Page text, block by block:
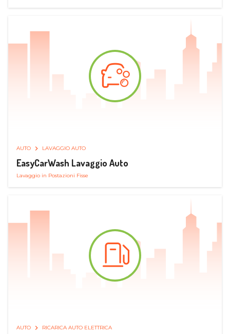
AUTO LAVAGGIO AUTO
EasyCarWash Lavaggio Auto
Lavaggio in Postazioni Fisse
AUTO RICARICA AUTO ELETTRICA